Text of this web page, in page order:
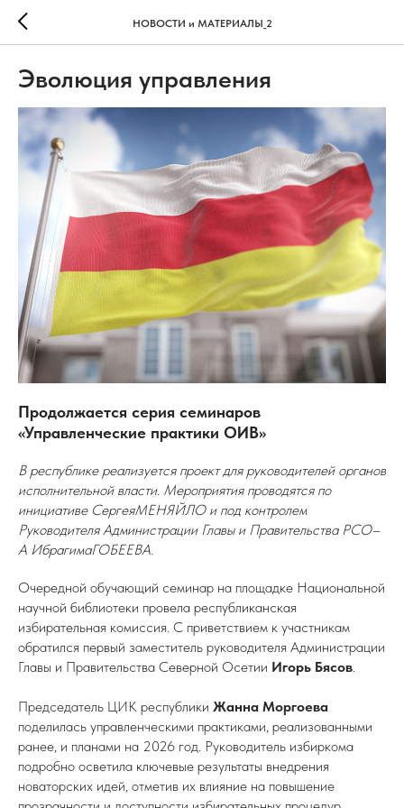
НОВОСТИ и МАТЕРИАЛЫ_2
Эволюция управления
Продолжается серия семинаров
«Управленческие практики ОИВ»
В республике реализуется проект для руководителей органов
исполнительной власти. Мероприятия проводятся по
инициативе СергеяМЕНЯЙЛО и под контролем
Руководителя Администрации Главы и Правительства РСО–
А ИбрагимаГОБЕЕВА.
Очередной обучающий семинар на площадке Национальной
научной библиотеки провела республиканская
избирательная комиссия. С приветствием к участникам
обратился первый заместитель руководителя Администрации
Главы и Правительства Северной Осетии Игорь Бясов.
Председатель ЦИК республики Жанна Моргоева
поделилась управленческими практиками, реализованными
ранее, и планами на 2026 год. Руководитель избиркома
подробно осветила ключевые результаты внедрения
новаторских идей, отметив их влияние на повышение